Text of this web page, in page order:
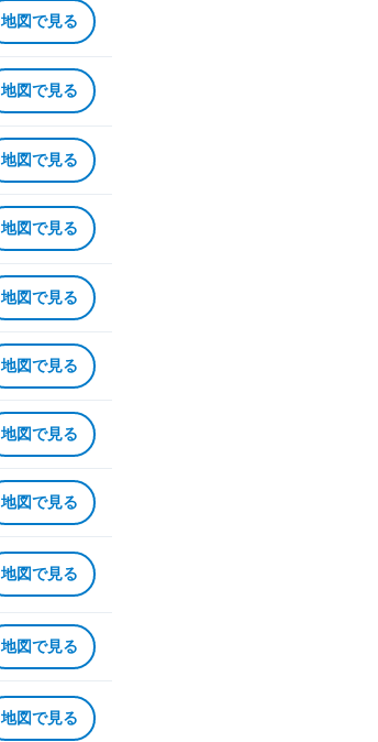
地図で見る
地図で見る
地図で見る
地図で見る
地図で見る
地図で見る
地図で見る
地図で見る
地図で見る
地図で見る
地図で見る